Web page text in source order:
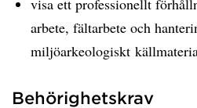
visa ett professionellt
arbete, fältarbete och
miljöarkeologiskt
Behörighetskrav